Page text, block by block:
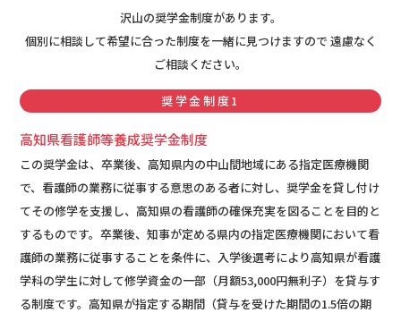
沢山の奨学金制度があります。
個別に相談して希望に合った制度を一緒に見つけますので 遠慮なく
ご相談ください。
奨学金制度1
高知県看護師等養成奨学金制度
この奨学金は、卒業後、高知県内の中山間地域にある指定医療機関
で、看護師の業務に従事する意思のある者に対し、奨学金を貸し付け
てその修学を支援し、高知県の看護師の確保充実を図ることを目的と
するものです。卒業後、知事が定める県内の指定医療機関において看
護師の業務に従事することを条件に、入学後選考により高知県が看護
学科の学生に対して修学資金の一部（月額53,000円無利子）を貸与す
る制度です。高知県が指定する期間（貸与を受けた期間の1.5倍の期